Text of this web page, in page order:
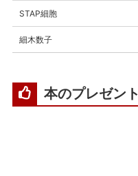
STAP細胞
細木数子
本のプレゼント